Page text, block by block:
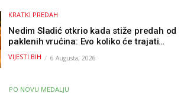
KRATKI PREDAH
Nedim Sladić otkrio kada stiže predah od
paklenih vrućina: Evo koliko će trajati
osvježenje u BiH
VIJESTI BIH 6 Augusta, 2026
PO NOVU MEDALJU